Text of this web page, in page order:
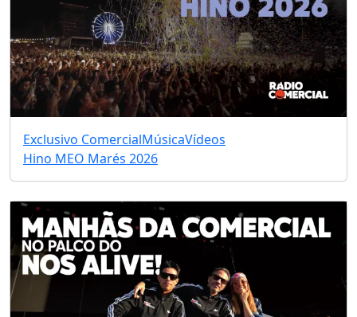
Exclusivo ComercialMúsicaVídeos
Hino MEO Marés 2026